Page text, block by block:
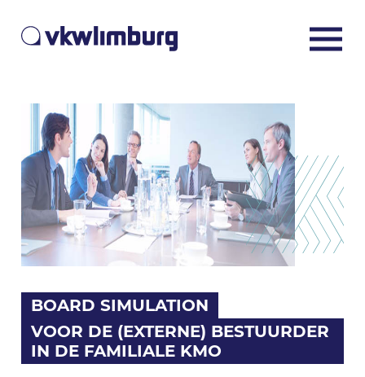
BOARD SIMULATION
VOOR DE (EXTERNE) BESTUURDER
IN DE FAMILIALE KMO